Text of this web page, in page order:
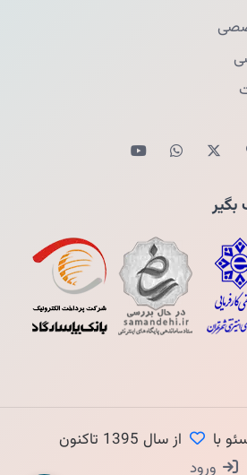
بگیر
با
از سال 1395 تاکنون
ورود